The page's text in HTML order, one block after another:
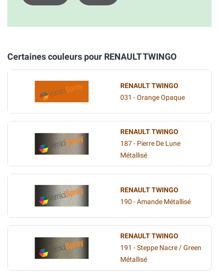
Certaines couleurs pour RENAULT TWINGO
RENAULT TWINGO
031 - Orange Opaque
RENAULT TWINGO
187 - Pierre De Lune
Métallisé
RENAULT TWINGO
190 - Amande Métallisé
RENAULT TWINGO
191 - Steppe Nacre / Green
Métallisé